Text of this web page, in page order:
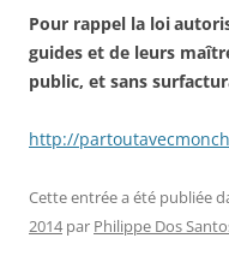
Pour rappel la loi
guides et de leurs
public, et sans
http://
Cette entrée a été publiée
2014 par Philippe Dos